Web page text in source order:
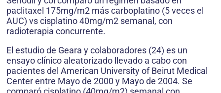
paclitaxel 175mg/m2 más carboplatino (5 veces el
AUC) vs cisplatino 40mg/m2 semanal, con
radioterapia concurrente.
El estudio de Geara y colaboradores (24) es un
ensayo clínico aleatorizado llevado a cabo con
pacientes del American University of Beirut Medical
Center entre Mayo de 2000 y Mayo de 2004. Se